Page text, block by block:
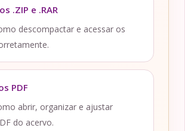
.ZIP e .RAR
descompactar e acessar os
PDF
abrir, organizar e ajustar
do acervo.